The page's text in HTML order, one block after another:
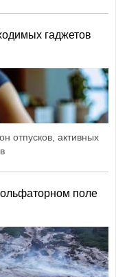
гаджетов
отпусков, активных
поле